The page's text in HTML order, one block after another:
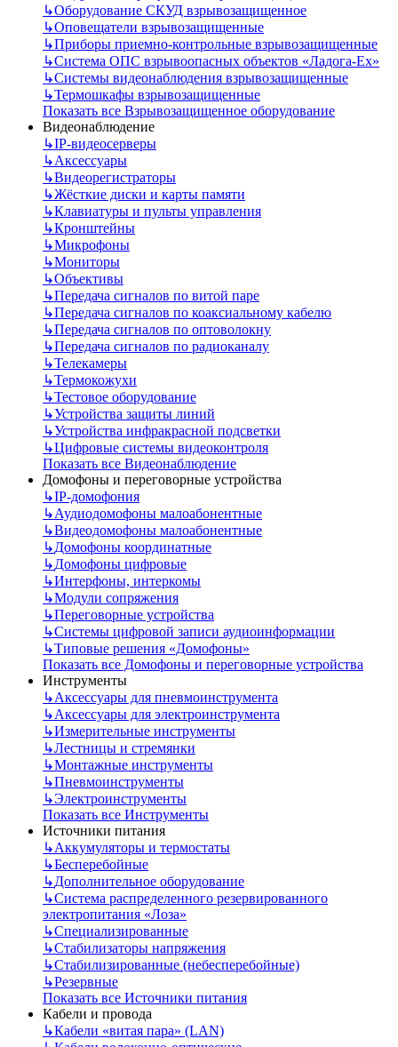
↳Оборудование СКУД взрывозащищенное
↳Оповещатели взрывозащищенные
↳Приборы приемно-контрольные взрывозащищенные
↳Система ОПС взрывоопасных объектов «Ладога-Ex»
↳Системы видеонаблюдения взрывозащищенные
↳Термошкафы взрывозащищенные
Показать все Взрывозащищенное оборудование
Видеонаблюдение
↳IP-видеосерверы
↳Аксессуары
↳Видеорегистраторы
↳Жёсткие диски и карты памяти
↳Клавиатуры и пульты управления
↳Кронштейны
↳Микрофоны
↳Мониторы
↳Объективы
↳Передача сигналов по витой паре
↳Передача сигналов по коаксиальному кабелю
↳Передача сигналов по оптоволокну
↳Передача сигналов по радиоканалу
↳Телекамеры
↳Термокожухи
↳Тестовое оборудование
↳Устройства защиты линий
↳Устройства инфракрасной подсветки
↳Цифровые системы видеоконтроля
Показать все Видеонаблюдение
Домофоны и переговорные устройства
↳IP-домофония
↳Аудиодомофоны малоабонентные
↳Видеодомофоны малоабонентные
↳Домофоны координатные
↳Домофоны цифровые
↳Интерфоны, интеркомы
↳Модули сопряжения
↳Переговорные устройства
↳Системы цифровой записи аудиоинформации
↳Типовые решения «Домофоны»
Показать все Домофоны и переговорные устройства
Инструменты
↳Аксессуары для пневмоинструмента
↳Аксессуары для электроинструмента
↳Измерительные инструменты
↳Лестницы и стремянки
↳Монтажные инструменты
↳Пневмоинструменты
↳Электроинструменты
Показать все Инструменты
Источники питания
↳Аккумуляторы и термостаты
↳Бесперебойные
↳Дополнительное оборудование
↳Система распределенного резервированного
электропитания «Лоза»
↳Специализированные
↳Стабилизаторы напряжения
↳Стабилизированные (небесперебойные)
↳Резервные
Показать все Источники питания
Кабели и провода
↳Кабели «витая пара» (LAN)